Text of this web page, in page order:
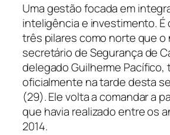
Uma gestão focada em
inteligência e investimento. É
três pilares como norte que o
secretário de Segurança de
delegado Guilherme Pacífico,
oficialmente na tarde desta
(29). Ele volta a comandar a
que havia realizado entre os
2014.